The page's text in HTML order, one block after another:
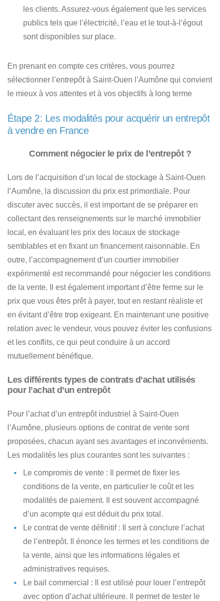
les clients. Assurez-vous également que les services
publics tels que l’électricité, l’eau et le tout-à-l’égout
sont disponibles sur place.
En prenant en compte ces critères, vous pourrez
sélectionner l’entrepôt à Saint-Ouen l’Aumône qui convient
le mieux à vos attentes et à vos objectifs à long terme
Étape 2: Les modalités pour acquérir un entrepôt
à vendre en France
Comment négocier le prix de l’entrepôt ?
Lors de l’acquisition d’un local de stockage à Saint-Ouen
l’Aumône, la discussion du prix est primordiale. Pour
discuter avec succès, il est important de se préparer en
collectant des renseignements sur le marché immobilier
local, en évaluant les prix des locaux de stockage
semblables et en fixant un financement raisonnable. En
outre, l’accompagnement d’un courtier immobilier
expérimenté est recommandé pour négocier les conditions
de la vente. Il est également important d’être ferme sur le
prix que vous êtes prêt à payer, tout en restant réaliste et
en évitant d’être trop exigeant. En maintenant une positive
relation avec le vendeur, vous pouvez éviter les confusions
et les conflits, ce qui peut conduire à un accord
mutuellement bénéfique.
Les différents types de contrats d’achat utilisés
pour l’achat d’un entrepôt
Pour l’achat d’un entrepôt industriel à Saint-Ouen
l’Aumône, plusieurs options de contrat de vente sont
proposées, chacun ayant ses avantages et inconvénients.
Les modalités les plus courantes sont les suivantes :
Le compromis de vente : Il permet de fixer les
conditions de la vente, en particulier le coût et les
modalités de paiement. Il est souvent accompagné
d’un acompte qui est déduit du prix total.
Le contrat de vente définitif: Il sert à conclure l’achat
de l’entrepôt. Il énonce les termes et les conditions de
la vente, ainsi que les informations légales et
administratives requises.
Le bail commercial : Il est utilisé pour louer l’entrepôt
avec option d’achat ultérieure. Il permet de tester le